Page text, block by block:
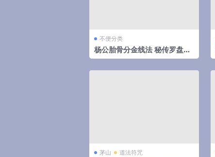
不便分类
杨公胎骨分金线法 秘传罗盘天
机妙决 唐荣著.27页pdf 百度云
茅山 道法符咒